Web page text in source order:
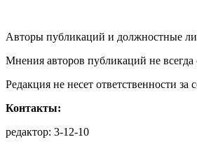
Авторы публикаций и должностные
Мнения авторов публикаций не
Редакция не несет ответственности за
Контакты:
редактор: 3-12-10